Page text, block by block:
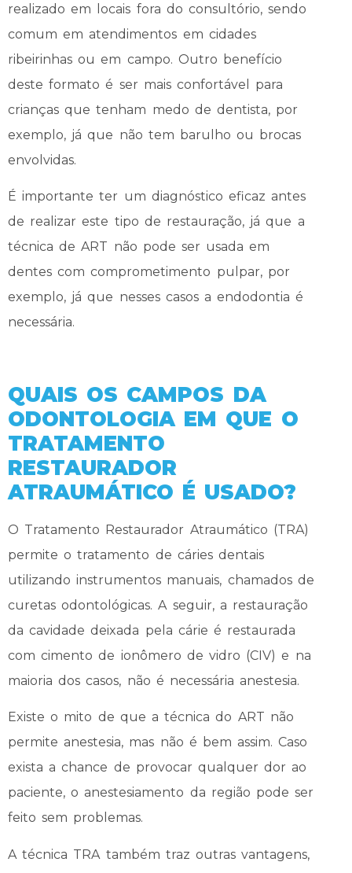
realizado em locais fora do consultório, sendo
comum em atendimentos em cidades
ribeirinhas ou em campo. Outro benefício
deste formato é ser mais confortável para
crianças que tenham medo de dentista, por
exemplo, já que não tem barulho ou brocas
envolvidas.
É importante ter um diagnóstico eficaz antes
de realizar este tipo de restauração, já que a
técnica de ART não pode ser usada em
dentes com comprometimento pulpar, por
exemplo, já que nesses casos a endodontia é
necessária.
QUAIS OS CAMPOS DA
ODONTOLOGIA EM QUE O
TRATAMENTO
RESTAURADOR
ATRAUMÁTICO É USADO?
O Tratamento Restaurador Atraumático (TRA)
permite o tratamento de cáries dentais
utilizando instrumentos manuais, chamados de
curetas odontológicas. A seguir, a restauração
da cavidade deixada pela cárie é restaurada
com cimento de ionômero de vidro (CIV) e na
maioria dos casos, não é necessária anestesia.
Existe o mito de que a técnica do ART não
permite anestesia, mas não é bem assim. Caso
exista a chance de provocar qualquer dor ao
paciente, o anestesiamento da região pode ser
feito sem problemas.
A técnica TRA também traz outras vantagens,